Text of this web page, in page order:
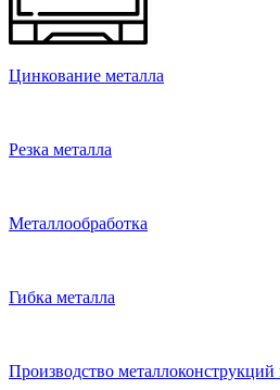
Цинкование металла
Резка металла
Металлообработка
Гибка металла
Производство